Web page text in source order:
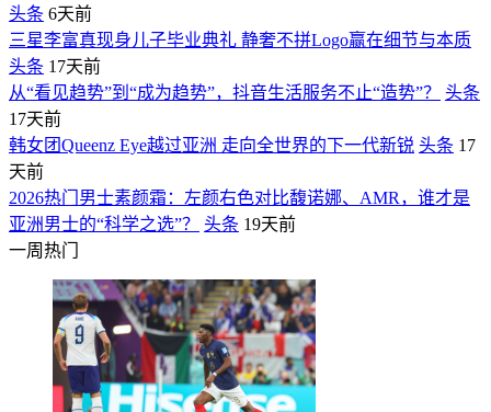
头条 6天前
三星李富真现身儿子毕业典礼 静奢不拼Logo赢在细节与本质
头条 17天前
从“看见趋势”到“成为趋势”，抖音生活服务不止“造势”？
头条
17天前
韩女团Queenz Eye越过亚洲 走向全世界的下一代新锐 头条 17
天前
2026热门男士素颜霜：左颜右色对比馥诺娜、AMR，谁才是
亚洲男士的“科学之选”？
头条 19天前
一周热门